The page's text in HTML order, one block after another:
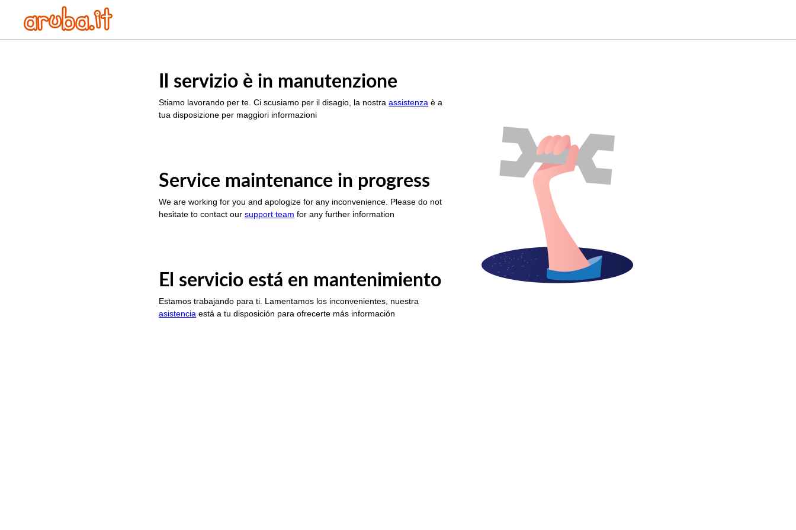
Il servizio è in manutenzione
Stiamo lavorando per te. Ci scusiamo per il disagio, la nostraassistenza è a
tua disposizione per maggiori informazioni
Service maintenance in progress
We are working for you and apologize for any inconvenience. Please do not
hesitate to contact oursupport team for any further information
El servicio está en mantenimiento
Estamos trabajando para ti. Lamentamos los inconvenientes, nuestra
asistencia está a tu disposición para ofrecerte más información